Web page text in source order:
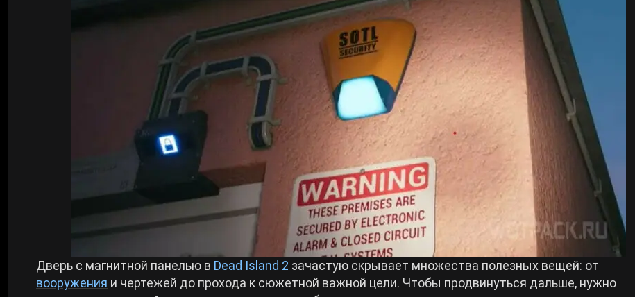
Kingdom Come: Deliverance 2
Wuthering Waves
Билды Arknights: Endfield
Билды Wuthering Waves
Билды Cyberpunk 2077
Билды Path of Exile 2
Дверь с магнитной панелью в Dead Island 2 зачастую скрывает множества полезных вещей: от
вооружения и чертежей до прохода к сюжетной важной цели. Чтобы продвинуться дальше, нужно